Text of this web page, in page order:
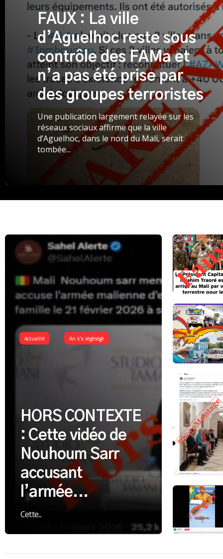
FAUX : La ville
d’Aguelhoc reste sous
contrôle des FAMa et
n’a pas été prise par
des groupes terroristes
Une publication largement relayée sur les
réseaux sociaux affirme que la ville
d’Aguelhoc, dans le nord du Mali, serait
tombée...
Actualité An k’a sègèsègè
HORS CONTEXTE
: Cette vidéo de
Nouhoum Sarr
accusant
l’armée...
Cette...